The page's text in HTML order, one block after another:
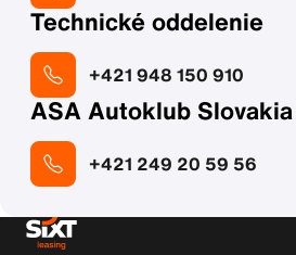
Technické oddelenie
+421 948 150 910
ASA Autoklub
+421 249 20 59 56